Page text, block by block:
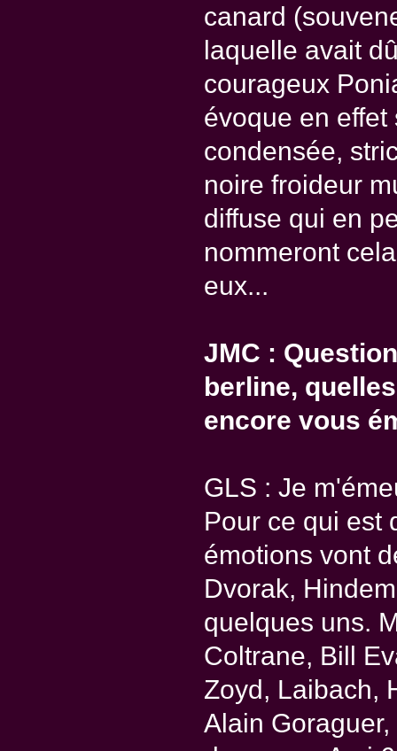
canard
laquelle avait
courageux
évoque en
condensée,
noire froideur
diffuse qui en
nommeront
eux...
JMC :
berline,
encore vous
GLS : Je
Pour ce qui est
émotions vont
Dvorak,
quelques uns.
Coltrane, Bill
Zoyd, Laibach,
Alain